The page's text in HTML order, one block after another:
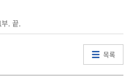
. 끝.
목록